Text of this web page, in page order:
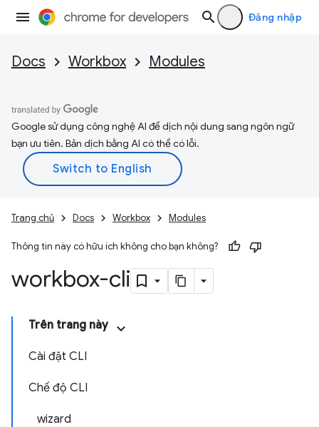
Đăng nhập
Docs Workbox Modules
Google sử dụng công nghệ AI để dịch nội dung sang ngôn ngữ
bạn ưu tiên. Bản dịch bằng AI có thể có lỗi.
Trang chủ Docs Workbox Modules
Thông tin này có hữu ích không cho bạn không?
workbox-cli
Trên trang này
Cài đặt CLI
Chế độ CLI
wizard